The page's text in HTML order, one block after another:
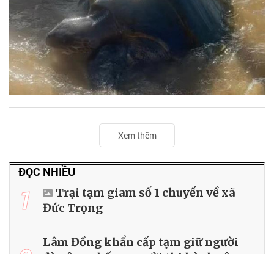
Xem thêm
ĐỌC NHIỀU
1
Trại tạm giam số 1 chuyển về xã
Đức Trọng
Lâm Đồng khẩn cấp tạm giữ người